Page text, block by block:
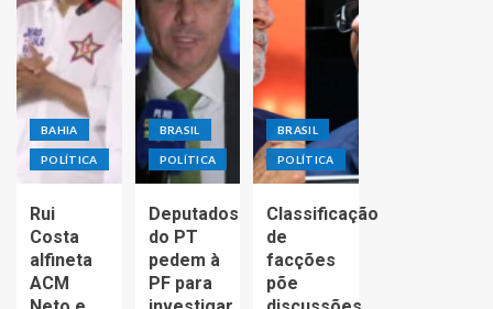
BAHIA
POLÍTICA
Rui
Costa
alfineta
ACM
BRASIL
POLÍTICA
Deputados
do PT
pedem à
PF para
BRASIL
POLÍTICA
Classificação
de
facções
põe